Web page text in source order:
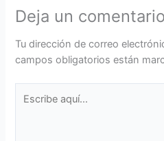
Deja un comentario
Tu dirección de correo
campos obligatorios están
aquí...